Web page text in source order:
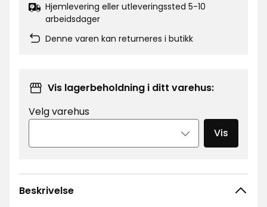
Hjemlevering eller utleveringssted 5-10
arbeidsdager
Denne varen kan returneres i butikk
Vis lagerbeholdning i ditt varehus:
Velg varehus
Vis
Beskrivelse